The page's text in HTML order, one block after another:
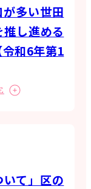
多い世田
し進める
和6年第1
て」区の